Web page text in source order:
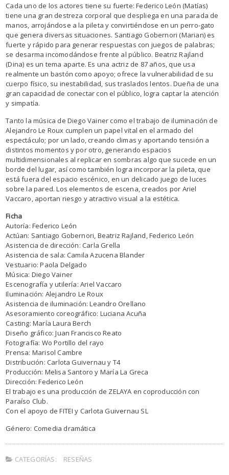
Cada uno de los actores tiene su fuerte: Federico León (Matías)
tiene una gran destreza corporal que despliega en una parada de
manos, arrojándose a la pileta y convirtiéndose en un perro-gato
que genera diversas situaciones. Santiago Gobernori (Marian) es
fuerte y rápido para generar respuestas con juegos de palabras;
se desarma incomodándose frente al público. Beatriz Rajland
(Dina) es un tema aparte. Es una actriz de 87 años, que usa
realmente un bastón como apoyo; ofrece la vulnerabilidad de su
cuerpo físico, su inestabilidad, sus traslados lentos. Dueña de una
gran capacidad de conectar con el público, logra captar la atención
y simpatía.
Tanto la música de Diego Vainer como el trabajo de iluminación de
Alejandro Le Roux cumplen un papel vital en el armado del
espectáculo; por un lado, creando climas y aportando tensión a
distintos momentos y por otro, generando espacios
multidimensionales al replicar en sombras algo que sucede en un
borde del lugar, así como también logra incorporar la pileta, que
está fuera del espacio escénico, en un delicado juego de luces
sobre la pared. Los elementos de escena, creados por Ariel
Vaccaro, aportan riesgo y atractivo visual a la estética.
Ficha
Autoría: Federico León
Actúan: Santiago Gobernori, Beatriz Rajland, Federico León
Asistencia de dirección: Carla Grella
Asistencia de sala: Camila Azucena Blander
Vestuario: Paola Delgado
Música: Diego Vainer
Escenografía y utilería: Ariel Vaccaro
Iluminación: Alejandro Le Roux
Asistencia de iluminación: Leandro Orellano
Asesoramiento coreográfico: Luciana Acuña
Casting: María Laura Berch
Diseño gráfico: Juan Francisco Reato
Fotografía: Wo Portillo del rayo
Prensa: Marisol Cambre
Distribución: Carlota Guivernau y T4
Producción: Melisa Santoro y María La Greca
Dirección: Federico León
El trabajo es una producción de ZELAYA en coproducción con
Paraíso Club.
Con el apoyo de FITEI y Carlota Guivernau SL
Género: Comedia dramática
CATEGORÍAS: RESEÑAS